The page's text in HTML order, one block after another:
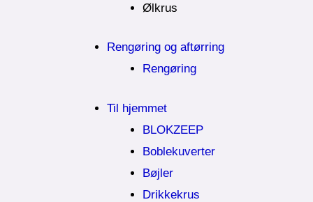
Ølkrus
Rengøring og aftørring
Rengøring
Til hjemmet
BLOKZEEP
Boblekuverter
Bøjler
Drikkekrus